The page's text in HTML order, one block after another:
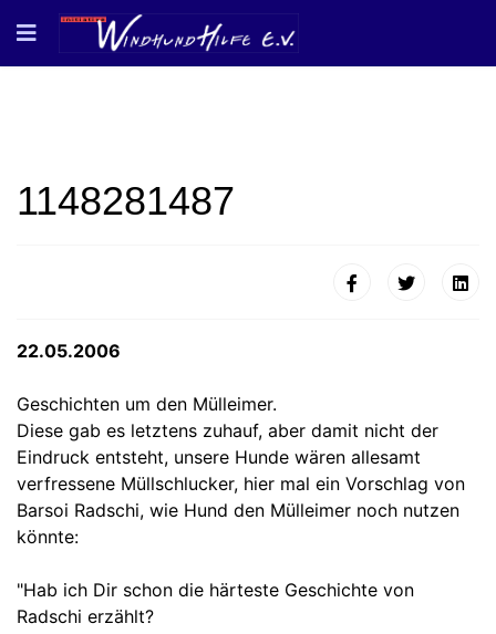
1148281487
22.05.2006
Geschichten um den Mülleimer.
Diese gab es letztens zuhauf, aber damit nicht der
Eindruck entsteht, unsere Hunde wären allesamt
verfressene Müllschlucker, hier mal ein Vorschlag von
Barsoi Radschi, wie Hund den Mülleimer noch nutzen
könnte:
"Hab ich Dir schon die härteste Geschichte von
Radschi erzählt?